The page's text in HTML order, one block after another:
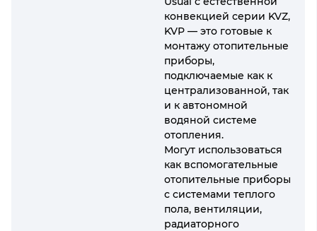
конвекцией серии KVZ,
KVP — это готовые к
монтажу отопительные
приборы,
подключаемые как к
централизованной, так
и к автономной
водяной системе
отопления.
Могут использоваться
как вспомогательные
отопительные приборы
с системами теплого
пола, вентиляции,
радиаторного